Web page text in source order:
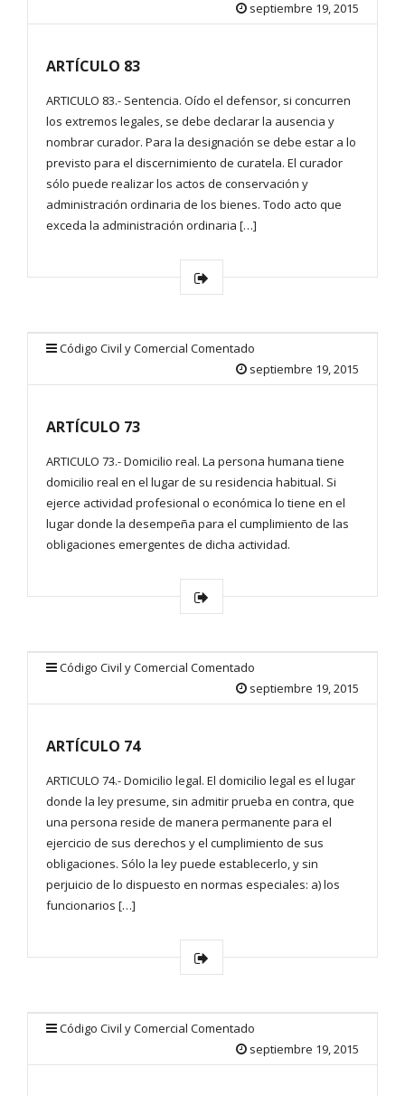
septiembre 19, 2015
ARTÍCULO 83
ARTICULO 83.- Sentencia. Oído el defensor, si concurren
los extremos legales, se debe declarar la ausencia y
nombrar curador. Para la designación se debe estar a lo
previsto para el discernimiento de curatela. El curador
sólo puede realizar los actos de conservación y
administración ordinaria de los bienes. Todo acto que
exceda la administración ordinaria […]
Código Civil y Comercial Comentado
septiembre 19, 2015
ARTÍCULO 73
ARTICULO 73.- Domicilio real. La persona humana tiene
domicilio real en el lugar de su residencia habitual. Si
ejerce actividad profesional o económica lo tiene en el
lugar donde la desempeña para el cumplimiento de las
obligaciones emergentes de dicha actividad.
Código Civil y Comercial Comentado
septiembre 19, 2015
ARTÍCULO 74
ARTICULO 74.- Domicilio legal. El domicilio legal es el lugar
donde la ley presume, sin admitir prueba en contra, que
una persona reside de manera permanente para el
ejercicio de sus derechos y el cumplimiento de sus
obligaciones. Sólo la ley puede establecerlo, y sin
perjuicio de lo dispuesto en normas especiales: a) los
funcionarios […]
Código Civil y Comercial Comentado
septiembre 19, 2015